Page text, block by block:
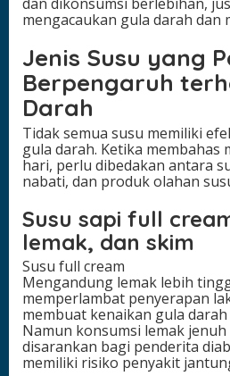
mengacaukan gula darah dan
Jenis Susu yang
Berpengaruh
Darah
Tidak semua susu memiliki
gula darah. Ketika membahas
hari, perlu dibedakan antara
nabati, dan produk olahan
Susu sapi full
lemak, dan skim
Susu full cream
Mengandung lemak lebih
memperlambat penyerapan
membuat kenaikan gula
Namun konsumsi lemak
disarankan bagi penderita
memiliki risiko penyakit